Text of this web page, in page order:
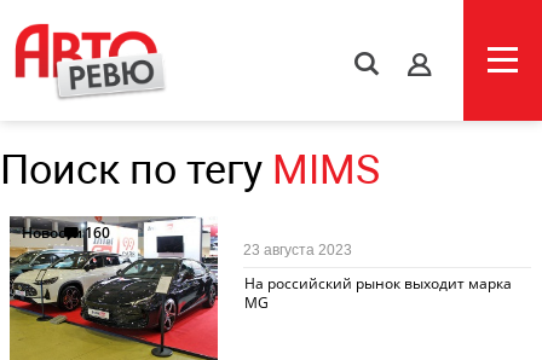
s
Поиск по тегу MIMS
Новости160
На российский рынок выходит марка
MG
23 августа 2023